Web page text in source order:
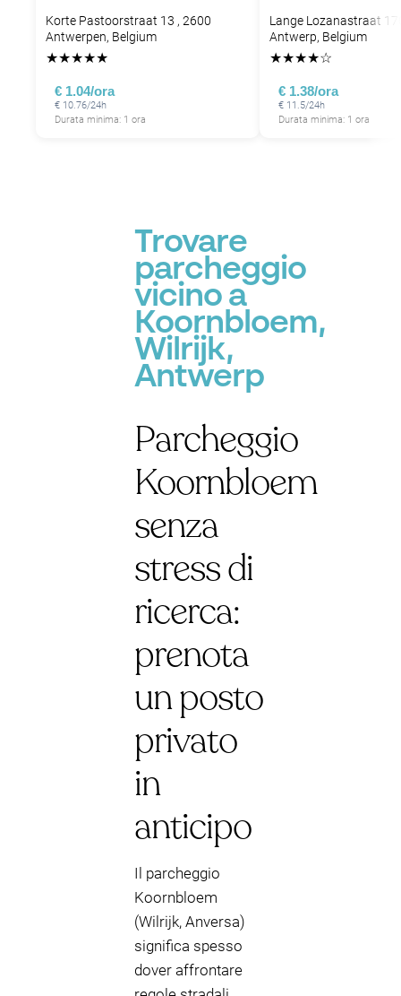
Korte Pastoorstraat 13 , 2600
Antwerpen, Belgium
★★★★★
€ 1.04/ora
€ 10.76/24h
Durata minima: 1 ora
Lange Lozanastraat
Antwerp, Belgium
★★★★☆
€ 1.38/ora
€ 11.5/24h
Durata minima: 1 ora
Trovare
parcheggio
vicino a
Koornbloem,
Wilrijk,
Antwerp
Parcheggio
Koornbloem
senza
stress di
ricerca:
prenota
un posto
privato
in
anticipo
Il parcheggio
Koornbloem
(Wilrijk, Anversa)
significa spesso
dover affrontare